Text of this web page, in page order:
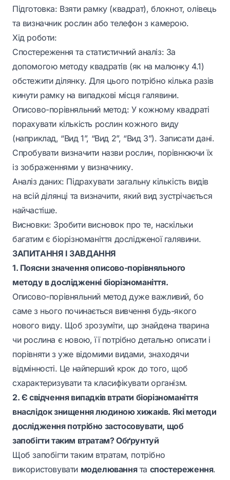
Підготовка: Взяти рамку (квадрат), блокнот, олівець
та визначник рослин або телефон з камерою.
Хід роботи:
Спостереження та статистичний аналіз: За
допомогою методу квадратів (як на малюнку 4.1)
обстежити ділянку. Для цього потрібно кілька разів
кинути рамку на випадкові місця галявини.
Описово-порівняльний метод: У кожному квадраті
порахувати кількість рослин кожного виду
(наприклад, “Вид 1”, “Вид 2”, “Вид 3”). Записати дані.
Спробувати визначити назви рослин, порівнюючи їх
із зображеннями у визначнику.
Аналіз даних: Підрахувати загальну кількість видів
на всій ділянці та визначити, який вид зустрічається
найчастіше.
Висновки: Зробити висновок про те, наскільки
багатим є біорізноманіття дослідженої галявини.
ЗАПИТАННЯ І ЗАВДАННЯ
1. Поясни значення описово-порівняльного
методу в дослідженні біорізноманіття.
Описово-порівняльний метод дуже важливий, бо
саме з нього починається вивчення будь-якого
нового виду. Щоб зрозуміти, що знайдена тварина
чи рослина є новою, її потрібно детально описати і
порівняти з уже відомими видами, знаходячи
відмінності. Це найперший крок до того, щоб
схарактеризувати та класифікувати організм.
2. Є свідчення випадків втрати біорізноманіття
внаслідок знищення людиною хижаків. Які методи
дослідження потрібно застосовувати, щоб
запобігти таким втратам? Обґрунтуй
Щоб запобігти таким втратам, потрібно
використовувати моделюваннята спостереження.